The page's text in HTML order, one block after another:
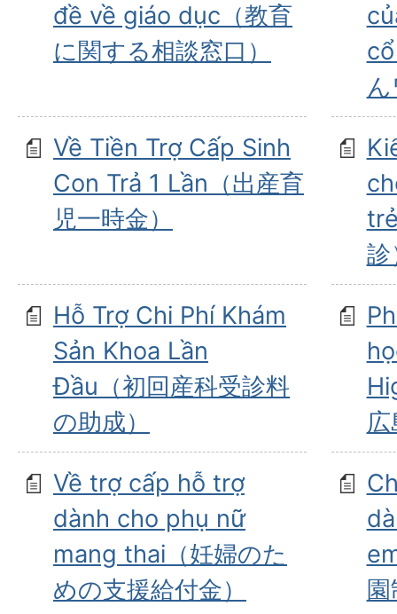
đề về giáo dục（教育
に関する相談窓口）
Về Tiền Trợ Cấp Sinh
Con Trả 1 Lần（出産育
児一時金）
診
Hỗ Trợ Chi Phí Khám
Sản Khoa Lần
Đầu（初回産科受診料
の助成）
Về trợ cấp hỗ trợ
dành cho phụ nữ
mang thai（妊婦のた
めの支援給付金）
園